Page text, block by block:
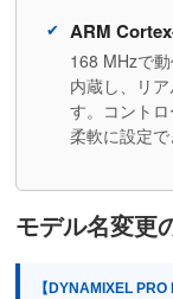
ARM
168 MHzで
内蔵し、リ
す。コント
柔軟に設定で
モデル名変更
【DYNAMIXEL